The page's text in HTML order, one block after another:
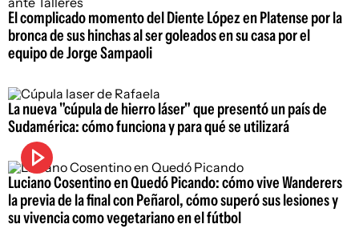
El complicado momento del Diente López en Platense por la
bronca de sus hinchas al ser goleados en su casa por el
equipo de Jorge Sampaoli
La nueva "cúpula de hierro láser" que presentó un país de
Sudamérica: cómo funciona y para qué se utilizará
Luciano Cosentino en Quedó Picando: cómo vive Wanderers
la previa de la final con Peñarol, cómo superó sus lesiones y
su vivencia como vegetariano en el fútbol